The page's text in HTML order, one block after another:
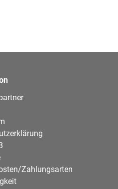
Zahlungsarten